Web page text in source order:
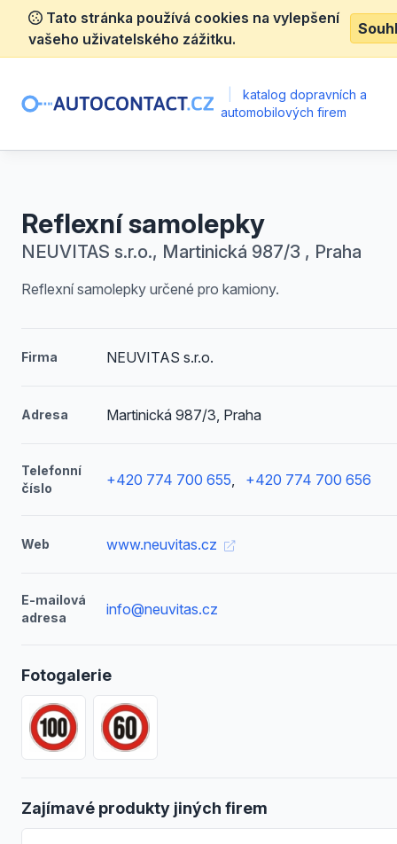
Tato stránka používá cookies na vylepšení
vašeho uživatelského zážitku.
katalog dopravních a
automobilových firem
Reflexní samolepky
NEUVITAS s.r.o., Martinická 987/3 , Praha
Reflexní samolepky určené pro kamiony.
Firma NEUVITAS s.r.o.
Adresa Martinická 987/3, Praha
Telefonní
číslo
+420 774 700 655, +420 774 700 656
Web www.neuvitas.cz
E-mailová
adresa
info@neuvitas.cz
Fotogalerie
Zajímavé produkty jiných firem